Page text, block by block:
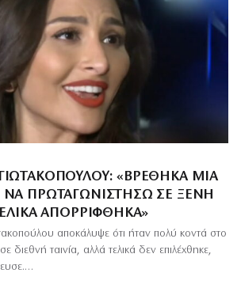
«ΒΡΈΘΗΚΑ ΜΙΑ
ΠΡΩΤΑΓΩΝΙΣΤΉΣΩ ΣΕ ΞΈΝΗ
ΑΠΟΡΡΊΦΘΗΚΑ»
αποκάλυψε ότι ήταν πολύ κοντά στο
διεθνή ταινία, αλλά τελικά δεν επιλέχθηκε,